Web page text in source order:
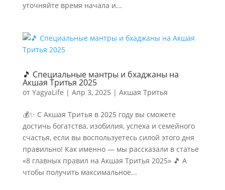
уточняйте время начала и...
🎵 Специальные мантры и бхаджаны на
Акшая Тритья 2025
от YagyaLife | Апр 3, 2025 | Акшая Тритья
💰✨ С Акшая Тритья в 2025 году вы сможете
достичь богатства, изобилия, успеха и семейного
счастья, если вы воспользуетесь силой этого дня
правильно! Как именно — мы рассказали в статье
«8 главных правил на Акшая Тритья 2025» 🎵 А
чтобы получить максимальное...